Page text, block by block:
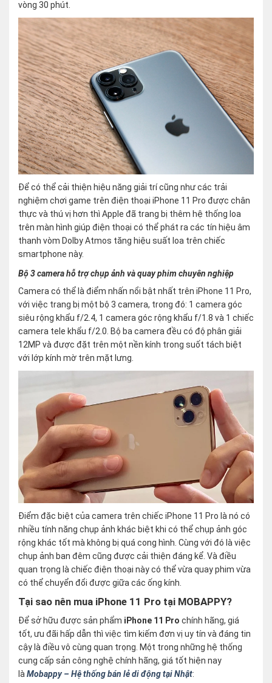
vòng 30 phút.
Để có thể cải thiện hiệu năng giải trí cũng như các trải
nghiệm chơi game trên điện thoại iPhone 11 Pro được chân
thực và thú vị hơn thì Apple đã trang bị thêm hệ thống loa
trên màn hình giúp điện thoại có thể phát ra các tín hiệu âm
thanh vòm Dolby Atmos tăng hiệu suất loa trên chiếc
smartphone này.
Bộ 3 camera hỗ trợ chụp ảnh và quay phim chuyên nghiệp
Camera có thể là điểm nhấn nổi bật nhất trên iPhone 11 Pro,
với việc trang bị một bộ 3 camera, trong đó: 1 camera góc
siêu rộng khẩu f/2.4, 1 camera góc rộng khẩu f/1.8 và 1 chiếc
camera tele khẩu f/2.0. Bộ ba camera đều có độ phân giải
12MP và được đặt trên một nền kính trong suốt tách biệt
với lớp kính mờ trên mặt lưng.
Điểm đặc biệt của camera trên chiếc iPhone 11 Pro là nó có
nhiều tính năng chụp ảnh khác biệt khi có thể chụp ảnh góc
rộng khác tốt mà không bị quá cong hình. Cùng với đó là việc
chụp ảnh ban đêm cũng được cải thiện đáng kể. Và điều
quan trọng là chiếc điện thoại này có thể vừa quay phim vừa
có thể chuyển đổi được giữa các ống kính.
Tại sao nên mua iPhone 11 Pro tại MOBAPPY?
Để sở hữu được sản phẩm iPhone 11 Pro chính hãng, giá
tốt, ưu đãi hấp dẫn thì việc tìm kiếm đơn vị uy tín và đáng tin
cậy là điều vô cùng quan trọng. Một trong những hệ thống
cung cấp sản công nghệ chính hãng, giá tốt hiện nay
là Mobappy – Hệ thống bán lẻ di động tại Nhật: